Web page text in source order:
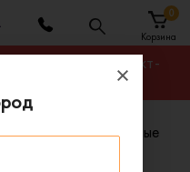
Корзина
0
любую оправу в Санкт-
Оправы овальные